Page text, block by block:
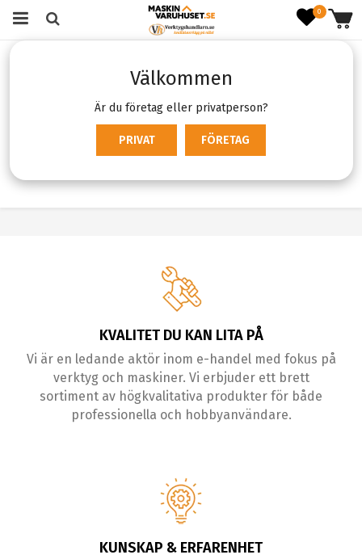
0
Välkommen
Är du företag eller privatperson?
PRIVAT FÖRETAG
Underställ & Underkläder
Bysthållare
Bysthållare
Produktfiltrering Sortering
KVALITET DU KAN LITA PÅ
Vi är en ledande aktör inom e-handel med fokus på
verktyg och maskiner. Vi erbjuder ett brett
sortiment av högkvalitativa produkter för både
professionella och hobbyanvändare.
KUNSKAP & ERFARENHET